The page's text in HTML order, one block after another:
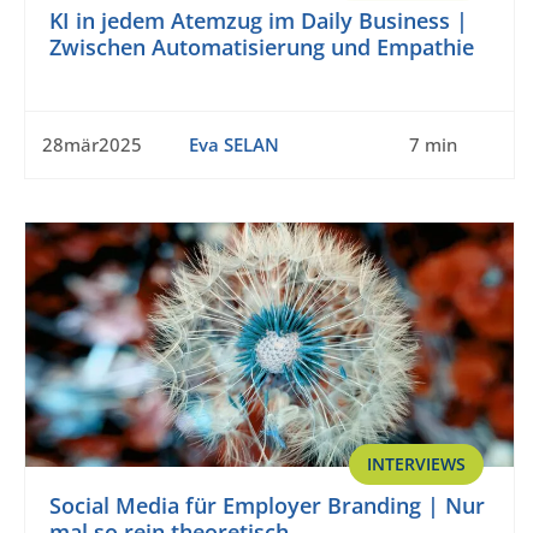
KI in jedem Atemzug im Daily Business |
Zwischen Automatisierung und Empathie
28mär2025 Eva SELAN 7 min
INTERVIEWS
Social Media für Employer Branding | Nur